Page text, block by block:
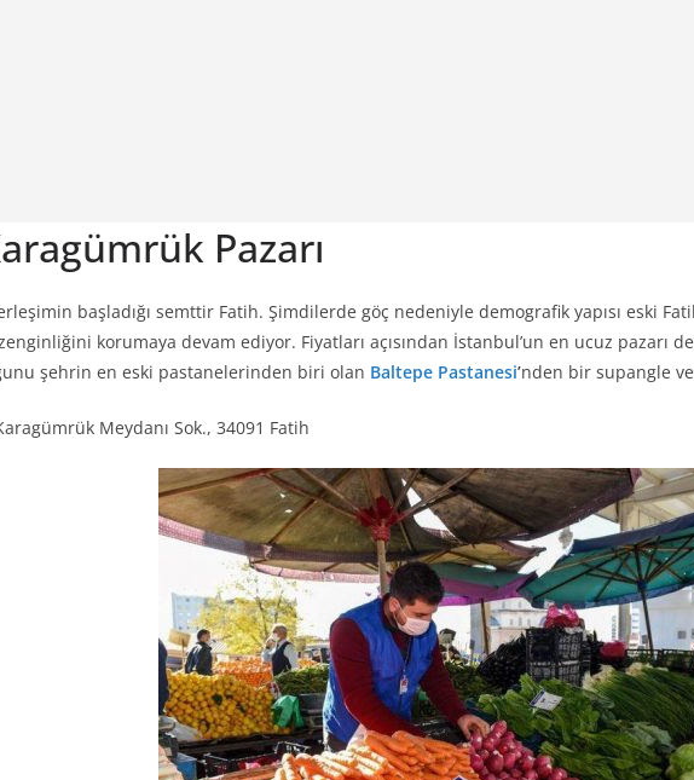
Pazarı
başladığı semttir Fatih. Şimdilerde göç nedeniyle demografik yapısı eski
korumaya devam ediyor. Fiyatları açısından İstanbul’un en ucuz pazarı
şehrin en eski pastanelerinden biri olan Baltepe Pastanesi’nden bir supangle
Meydanı Sok., 34091 Fatih